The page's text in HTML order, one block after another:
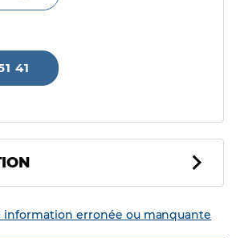
41
information erronée ou manquante